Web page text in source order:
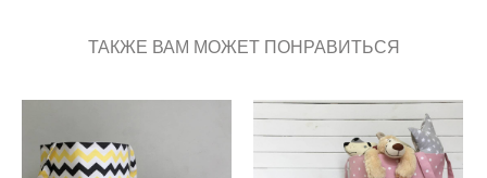
ТАКЖЕ ВАМ МОЖЕТ ПОНРАВИТЬСЯ